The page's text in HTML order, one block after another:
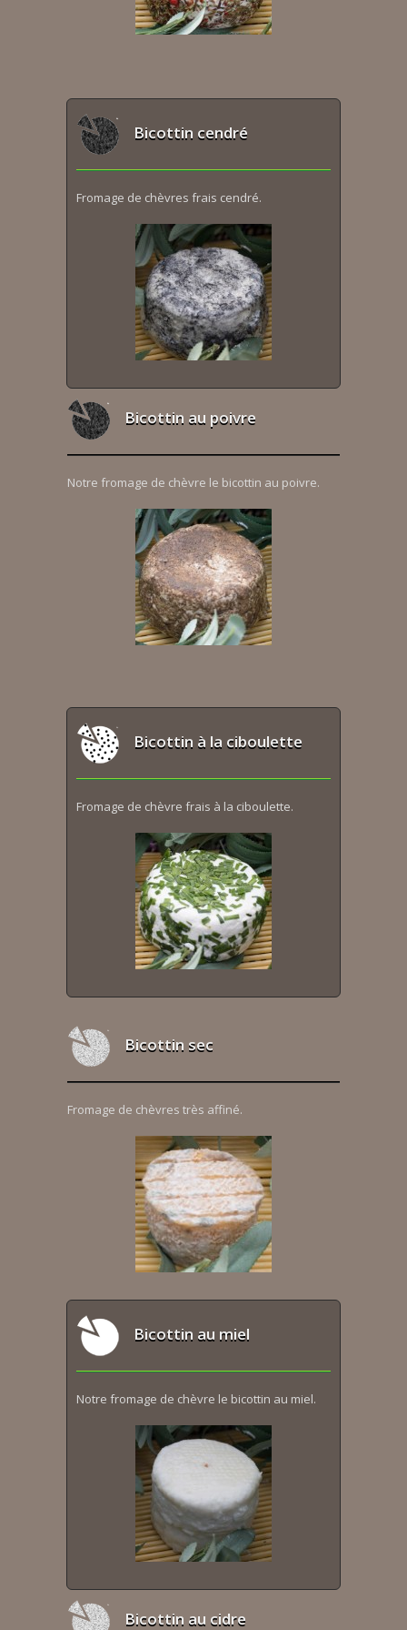
Bicottin cendré
Fromage de chèvres frais cendré.
Bicottin au poivre
Notre fromage de chèvre le bicottin au poivre.
Bicottin à la ciboulette
Fromage de chèvre frais à la ciboulette.
Bicottin sec
Fromage de chèvres très affiné.
Bicottin au miel
Notre fromage de chèvre le bicottin au miel.
Bicottin au cidre